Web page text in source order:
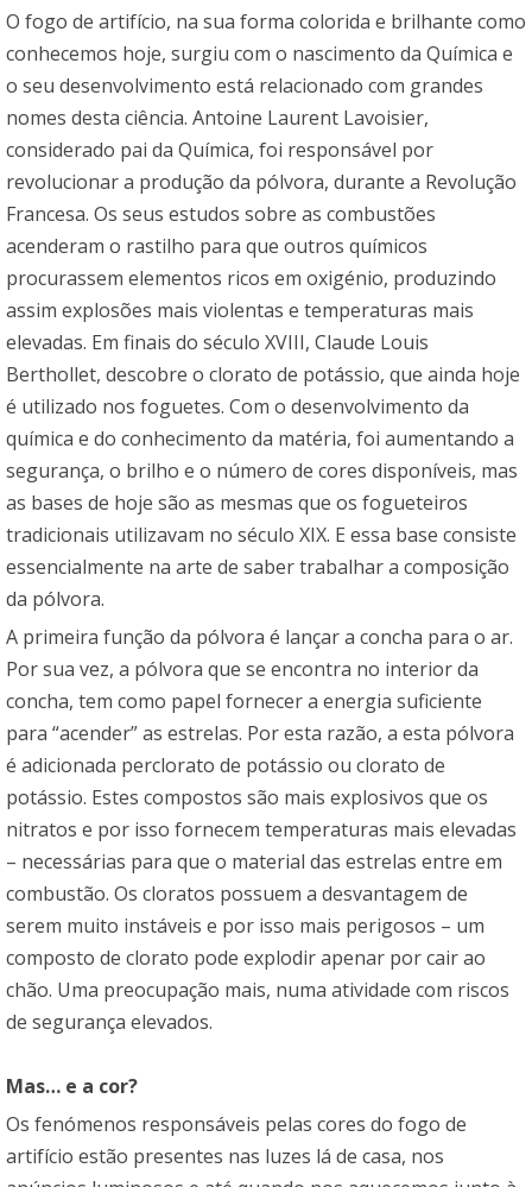
O fogo de artifício, na sua forma colorida e brilhante como
conhecemos hoje, surgiu com o nascimento da Química e
o seu desenvolvimento está relacionado com grandes
nomes desta ciência. Antoine Laurent Lavoisier,
considerado pai da Química, foi responsável por
revolucionar a produção da pólvora, durante a Revolução
Francesa. Os seus estudos sobre as combustões
acenderam o rastilho para que outros químicos
procurassem elementos ricos em oxigénio, produzindo
assim explosões mais violentas e temperaturas mais
elevadas. Em finais do século XVIII, Claude Louis
Berthollet, descobre o clorato de potássio, que ainda hoje
é utilizado nos foguetes. Com o desenvolvimento da
química e do conhecimento da matéria, foi aumentando a
segurança, o brilho e o número de cores disponíveis, mas
as bases de hoje são as mesmas que os fogueteiros
tradicionais utilizavam no século XIX. E essa base consiste
essencialmente na arte de saber trabalhar a composição
da pólvora.
A primeira função da pólvora é lançar a concha para o ar.
Por sua vez, a pólvora que se encontra no interior da
concha, tem como papel fornecer a energia suficiente
para “acender” as estrelas. Por esta razão, a esta pólvora
é adicionada perclorato de potássio ou clorato de
potássio. Estes compostos são mais explosivos que os
nitratos e por isso fornecem temperaturas mais elevadas
– necessárias para que o material das estrelas entre em
combustão. Os cloratos possuem a desvantagem de
serem muito instáveis e por isso mais perigosos – um
composto de clorato pode explodir apenar por cair ao
chão. Uma preocupação mais, numa atividade com riscos
de segurança elevados.
Mas… e a cor?
Os fenómenos responsáveis pelas cores do fogo de
artifício estão presentes nas luzes lá de casa, nos